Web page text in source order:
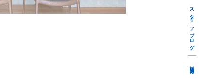
スタッフブログ